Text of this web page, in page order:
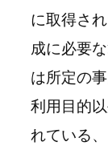
に取得さ
成に必要
は所定の
利用目的
れている